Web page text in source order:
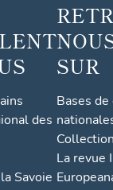
des
Savoie
SUR
Bases
La revue